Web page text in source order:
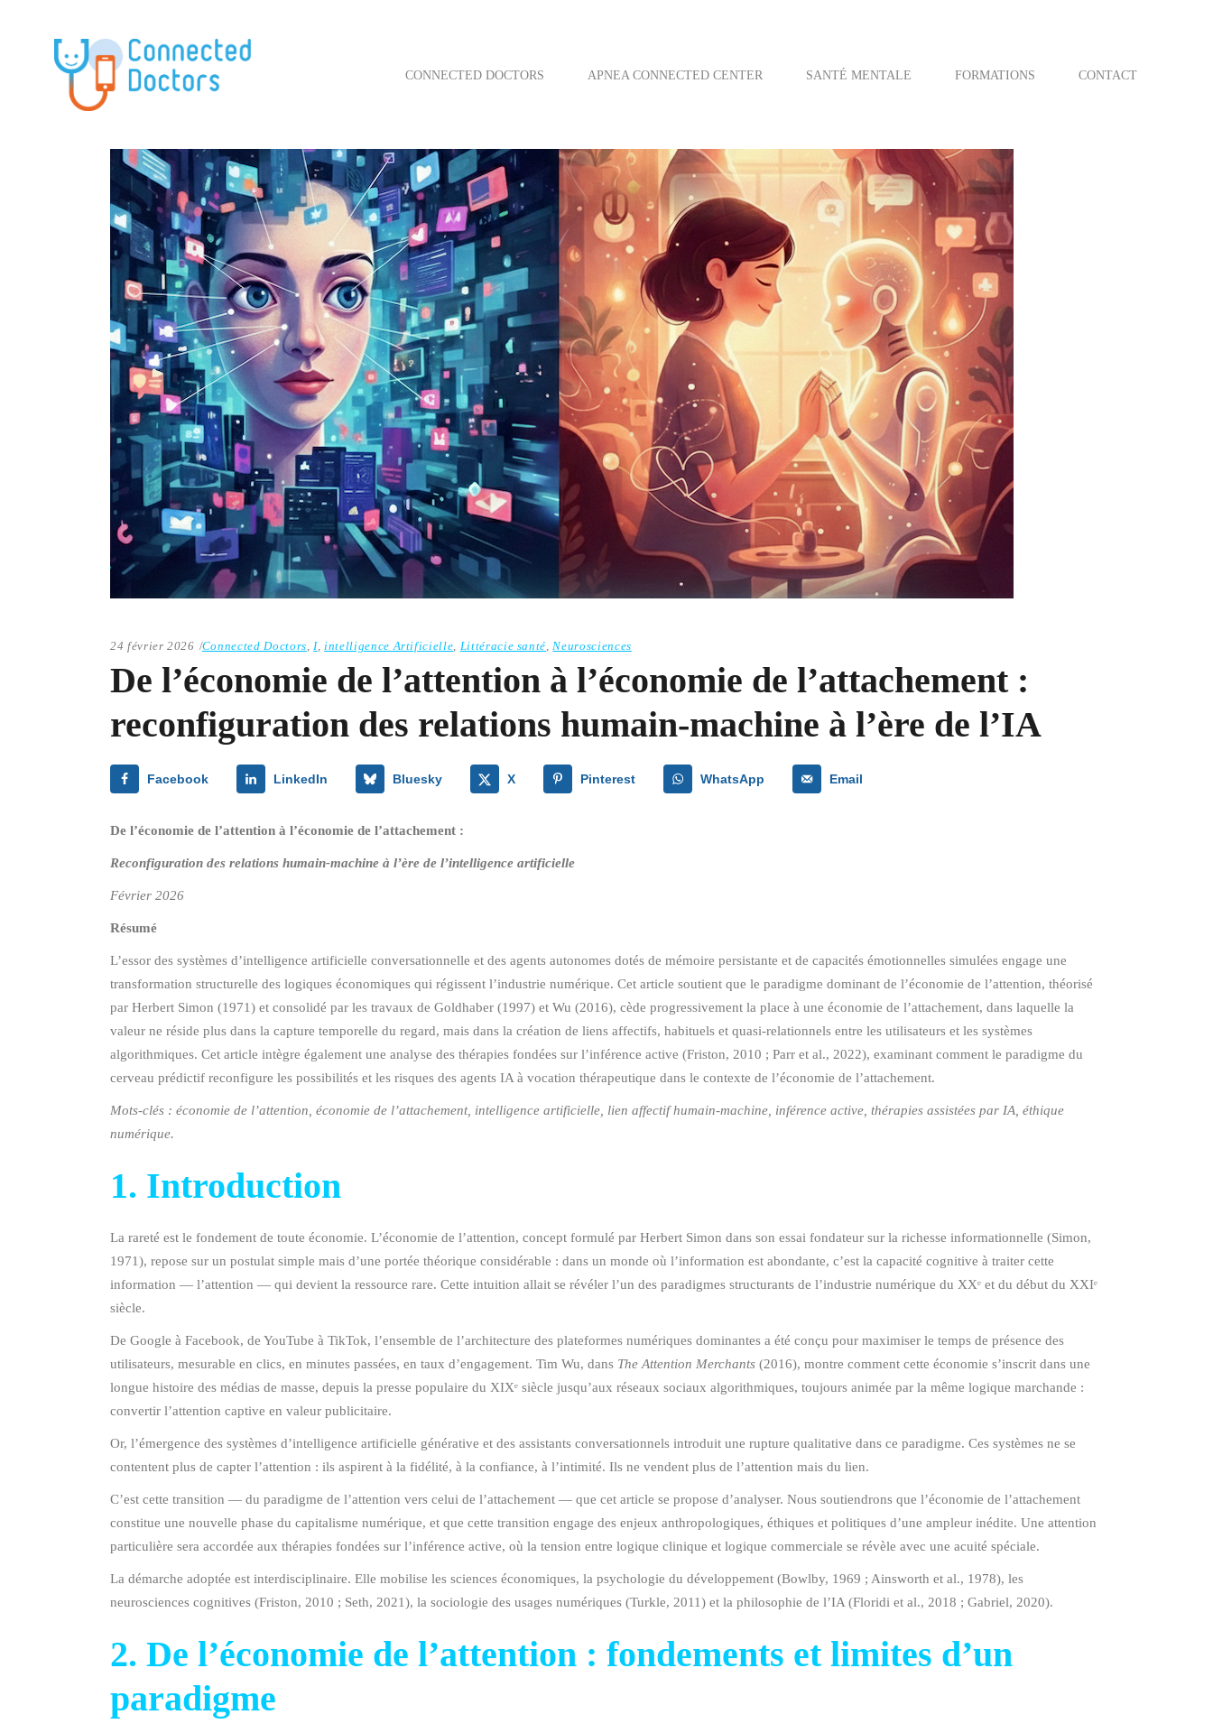
CONNECTED DOCTORS APNEA CONNECTED CENTER SANTÉ MENTALE FORMATIONS CONTACT
24 février 2026 Connected Doctors,I,intelligence Artificielle, Littéracie santé,Neurosciences
De l’économie de l’attention à l’économie de l’attachement :
reconfiguration des relations humain-machine à l’ère de l’IA
Facebook LinkedIn Bluesky X Pinterest WhatsApp Email
De l’économie de l’attention à l’économie de l’attachement :
Reconfiguration des relations humain-machine à l’ère de l’intelligence artificielle
Février 2026
Résumé
L’essor des systèmes d’intelligence artificielle conversationnelle et des agents autonomes dotés de mémoire persistante et de capacités émotionnelles simulées engage une
transformation structurelle des logiques économiques qui régissent l’industrie numérique. Cet article soutient que le paradigme dominant de l’économie de l’attention, théorisé
par Herbert Simon (1971) et consolidé par les travaux de Goldhaber (1997) et Wu (2016), cède progressivement la place à une économie de l’attachement, dans laquelle la
valeur ne réside plus dans la capture temporelle du regard, mais dans la création de liens affectifs, habituels et quasi-relationnels entre les utilisateurs et les systèmes
algorithmiques. Cet article intègre également une analyse des thérapies fondées sur l’inférence active (Friston, 2010 ; Parr et al., 2022), examinant comment le paradigme du
cerveau prédictif reconfigure les possibilités et les risques des agents IA à vocation thérapeutique dans le contexte de l’économie de l’attachement.
Mots-clés : économie de l’attention, économie de l’attachement, intelligence artificielle, lien affectif humain-machine, inférence active, thérapies assistées par IA, éthique
numérique.
1. Introduction
La rareté est le fondement de toute économie. L’économie de l’attention, concept formulé par Herbert Simon dans son essai fondateur sur la richesse informationnelle (Simon,
1971), repose sur un postulat simple mais d’une portée théorique considérable : dans un monde où l’information est abondante, c’est la capacité cognitive à traiter cette
information — l’attention — qui devient la ressource rare. Cette intuition allait se révéler l’un des paradigmes structurants de l’industrie numérique du XXᵉ et du début du XXIᵉ
siècle.
De Google à Facebook, de YouTube à TikTok, l’ensemble de l’architecture des plateformes numériques dominantes a été conçu pour maximiser le temps de présence des
utilisateurs, mesurable en clics, en minutes passées, en taux d’engagement. Tim Wu, dans The Attention Merchants (2016), montre comment cette économie s’inscrit dans une
longue histoire des médias de masse, depuis la presse populaire du XIXᵉ siècle jusqu’aux réseaux sociaux algorithmiques, toujours animée par la même logique marchande :
convertir l’attention captive en valeur publicitaire.
Or, l’émergence des systèmes d’intelligence artificielle générative et des assistants conversationnels introduit une rupture qualitative dans ce paradigme. Ces systèmes ne se
contentent plus de capter l’attention : ils aspirent à la fidélité, à la confiance, à l’intimité. Ils ne vendent plus de l’attention mais du lien.
C’est cette transition — du paradigme de l’attention vers celui de l’attachement — que cet article se propose d’analyser. Nous soutiendrons que l’économie de l’attachement
constitue une nouvelle phase du capitalisme numérique, et que cette transition engage des enjeux anthropologiques, éthiques et politiques d’une ampleur inédite. Une attention
particulière sera accordée aux thérapies fondées sur l’inférence active, où la tension entre logique clinique et logique commerciale se révèle avec une acuité spéciale.
La démarche adoptée est interdisciplinaire. Elle mobilise les sciences économiques, la psychologie du développement (Bowlby, 1969 ; Ainsworth et al., 1978), les
neurosciences cognitives (Friston, 2010 ; Seth, 2021), la sociologie des usages numériques (Turkle, 2011) et la philosophie de l’IA (Floridi et al., 2018 ; Gabriel, 2020).
2. De l’économie de l’attention : fondements et limites d’un
paradigme